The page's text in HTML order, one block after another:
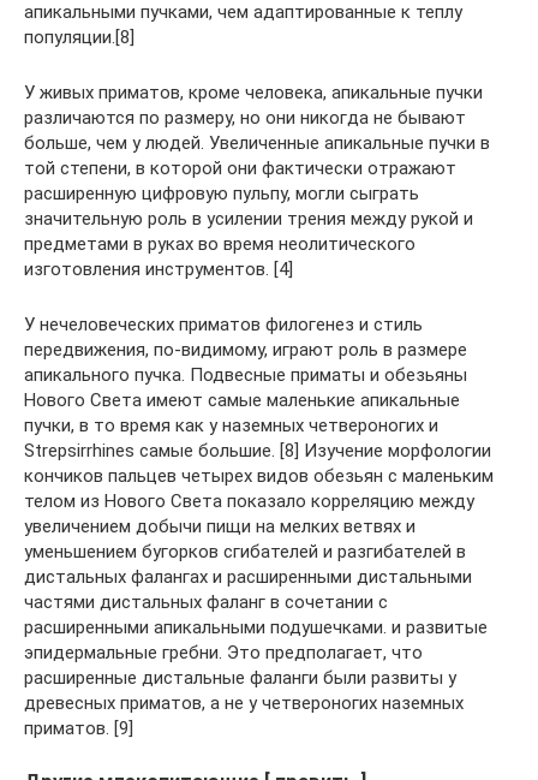
апикальными пучками, чем адаптированные к теплу
популяции.[8]
У живых приматов, кроме человека, апикальные пучки
различаются по размеру, но они никогда не бывают
больше, чем у людей. Увеличенные апикальные пучки в
той степени, в которой они фактически отражают
расширенную цифровую пульпу, могли сыграть
значительную роль в усилении трения между рукой и
предметами в руках во время неолитического
изготовления инструментов. [4]
У нечеловеческих приматов филогенез и стиль
передвижения, по-видимому, играют роль в размере
апикального пучка. Подвесные приматы и обезьяны
Нового Света имеют самые маленькие апикальные
пучки, в то время как у наземных четвероногих и
Strepsirrhines самые большие. [8] Изучение морфологии
кончиков пальцев четырех видов обезьян с маленьким
телом из Нового Света показало корреляцию между
увеличением добычи пищи на мелких ветвях и
уменьшением бугорков сгибателей и разгибателей в
дистальных фалангах и расширенными дистальными
частями дистальных фаланг в сочетании с
расширенными апикальными подушечками. и развитые
эпидермальные гребни. Это предполагает, что
расширенные дистальные фаланги были развиты у
древесных приматов, а не у четвероногих наземных
приматов. [9]